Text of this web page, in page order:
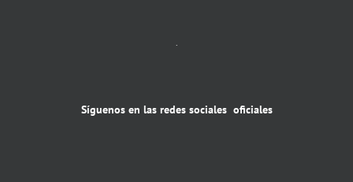
Síguenos en las redes sociales oficiales